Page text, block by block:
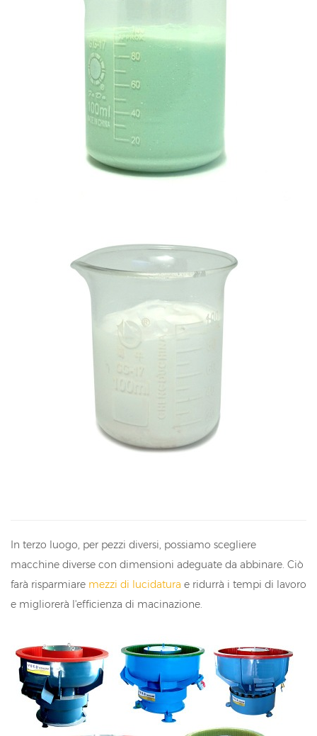
In terzo luogo, per pezzi diversi, possiamo scegliere
macchine diverse con dimensioni adeguate da abbinare. Ciò
farà risparmiare mezzi di lucidatura e ridurrà i tempi di lavoro
e migliorerà l'efficienza di macinazione.